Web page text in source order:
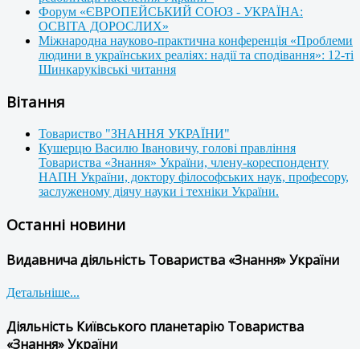
Форум «ЄВРОПЕЙСЬКИЙ СОЮЗ - УКРАЇНА:
ОСВІТА ДОРОСЛИХ»
Міжнародна науково-практична конференція «Проблеми
людини в українських реаліях: надії та сподівання»: 12-ті
Шинкаруківські читання
Вітання
Товариство "ЗНАННЯ УКРАЇНИ"
Кушерцю Василю Івановичу, голові правління
Товариства «Знання» України, члену-кореспонденту
НАПН України, доктору філософських наук, професору,
заслуженому діячу науки і техніки України.
Останні новини
Видавнича діяльність Товариства «Знання» України
Детальніше...
Діяльність Київського планетарію Товариства
«Знання» України